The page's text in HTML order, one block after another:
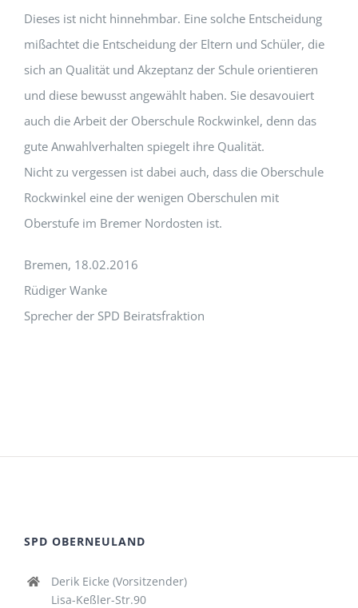
Dieses ist nicht hinnehmbar. Eine solche Entscheidung
mißachtet die Entscheidung der Eltern und Schüler, die
sich an Qualität und Akzeptanz der Schule orientieren
und diese bewusst angewählt haben. Sie desavouiert
auch die Arbeit der Oberschule Rockwinkel, denn das
gute Anwahlverhalten spiegelt ihre Qualität.
Nicht zu vergessen ist dabei auch, dass die Oberschule
Rockwinkel eine der wenigen Oberschulen mit
Oberstufe im Bremer Nordosten ist.
Bremen, 18.02.2016
Rüdiger Wanke
Sprecher der SPD Beiratsfraktion
SPD OBERNEULAND
Derik Eicke (Vorsitzender)
Lisa-Keßler-Str.90